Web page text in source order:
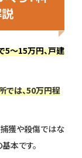
5〜15万円、戸建
では、50万円程
獲や殺傷ではな
本です。